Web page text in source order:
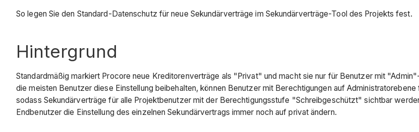
So legen Sie den Standard-Datenschutz für neue Sekundärverträge im Sekundärverträge-Tool des Projekts fest.
Hintergrund
Standardmäßig markiert Procore neue Kreditorenverträge als "Privat" und macht sie nur für Benutzer mit
die meisten Benutzer diese Einstellung beibehalten, können Benutzer mit Berechtigungen auf
sodass Sekundärverträge für alle Projektbenutzer mit der Berechtigungsstufe "Schreibgeschützt" sichtbar
Endbenutzer die Einstellung des einzelnen Sekundärvertrags immer noch auf privat ändern.